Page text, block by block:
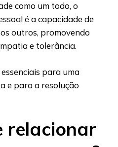
como um todo, o
é a capacidade de
outros, promovendo
e tolerância.
para uma
e para a resolução
relacionar